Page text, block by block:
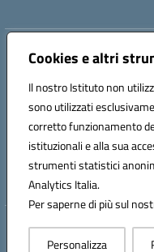
Cookies e altri
Il nostro Istituto non
sono utilizzati
corretto funzionamento
istituzionali e alla sua
strumenti statistici
Analytics Italia.
Per saperne di più sul
Personalizza
Indirizzo:Via Coniugi Crigna –
Posta elettronica certificata
Codice fiscale: 96012410799
Codice meccanografico:
Codice Indice delle
Codice unico di fatturazione
Hosting &
Concept &